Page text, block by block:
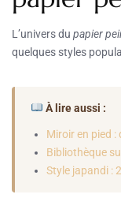
L’univers du papier
quelques styles
À lire aussi :
Miroir en pied
Bibliothèque
Style japandi :